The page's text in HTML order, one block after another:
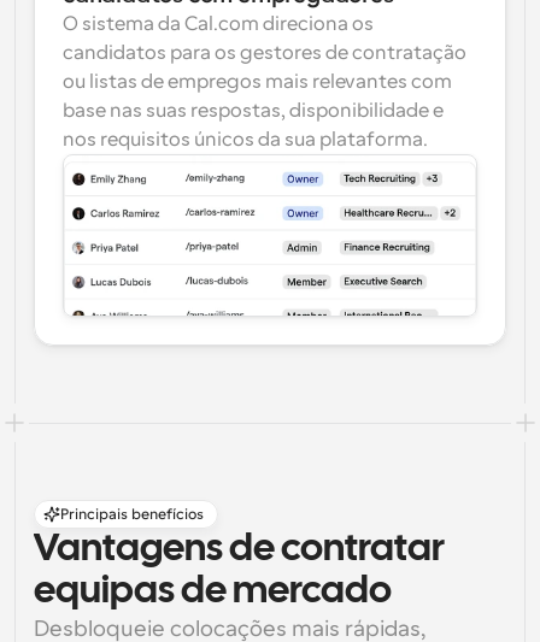
O sistema da Cal.com direciona os
candidatos para os gestores de contratação
ou listas de empregos mais relevantes com
base nas suas respostas, disponibilidade e
nos requisitos únicos da sua plataforma.
Principais benefícios
Vantagens de contratar
equipas de mercado
Desbloqueie colocações mais rápidas,